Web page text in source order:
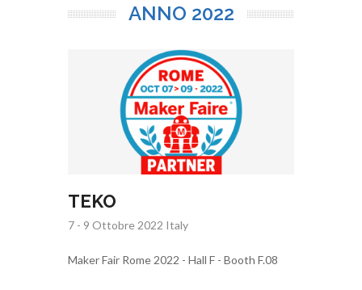
ANNO 2022
TEKO
7 - 9 Ottobre 2022 Italy
Maker Fair Rome 2022 - Hall F - Booth F.08